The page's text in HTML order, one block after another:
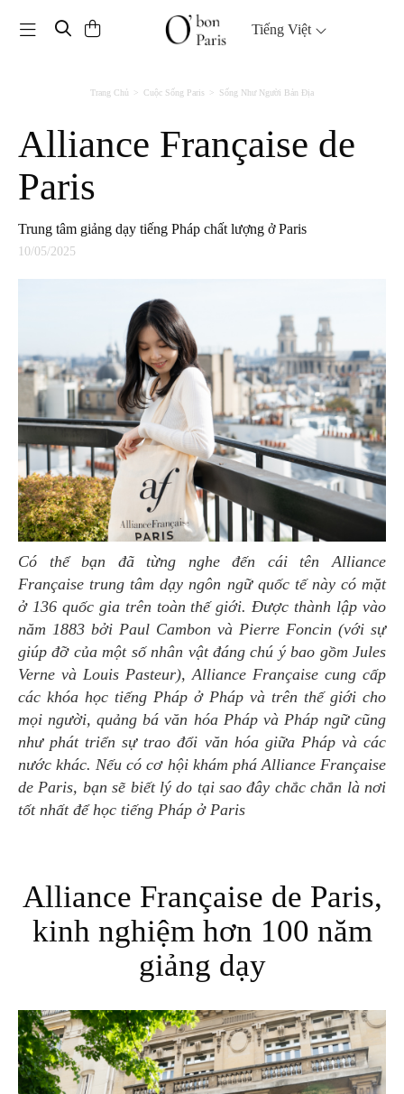
Toggle navigation Tiếng Việt
Trang Chủ Cuộc Sống Paris Sống Như Người Bản Địa
Alliance Française de
Paris
Trung tâm giảng dạy tiếng Pháp chất lượng ở Paris
10/05/2025
Có thể bạn đã từng nghe đến cái tên Alliance
Française trung tâm dạy ngôn ngữ quốc tế này có mặt
ở 136 quốc gia trên toàn thế giới. Được thành lập vào
năm 1883 bởi Paul Cambon và Pierre Foncin (với sự
giúp đỡ của một số nhân vật đáng chú ý bao gồm Jules
Verne và Louis Pasteur), Alliance Française cung cấp
các khóa học tiếng Pháp ở Pháp và trên thế giới cho
mọi người, quảng bá văn hóa Pháp và Pháp ngữ cũng
như phát triển sự trao đổi văn hóa giữa Pháp và các
nước khác. Nếu có cơ hội khám phá Alliance Française
de Paris, bạn sẽ biết lý do tại sao đây chắc chắn là nơi
tốt nhất để học tiếng Pháp ở Paris
Alliance Française de Paris,
kinh nghiệm hơn 100 năm
giảng dạy